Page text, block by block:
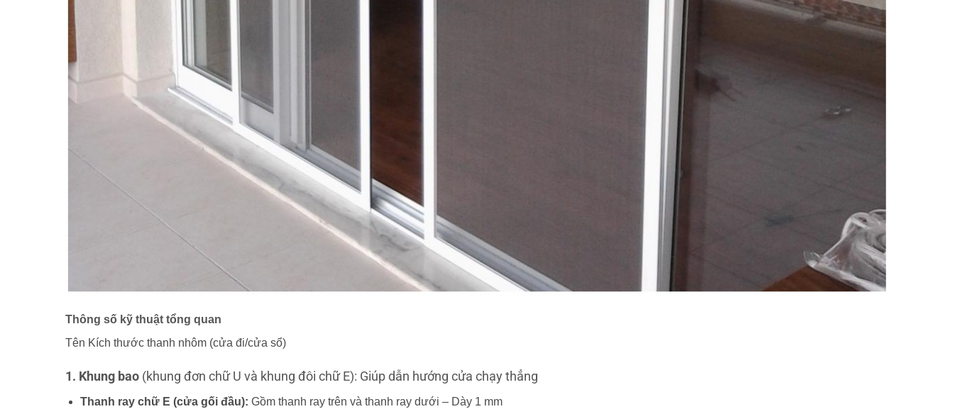
Thông số kỹ thuật tổng quan
Tên Kích thước thanh nhôm (cửa đi/cửa sổ)
1. Khung bao (khung đơn chữ U và khung đôi chữ E): Giúp dẫn hướng cửa chạy thẳng
Thanh ray chữ E (cửa gối đầu): Gồm thanh ray trên và thanh ray dưới – Dày 1 mm